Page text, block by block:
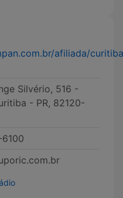
afiliada/
Silvério, 516 -
- PR, 82120-